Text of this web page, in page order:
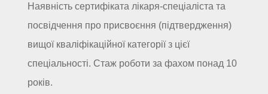
Наявність сертифіката лікаря-спеціаліста та
посвідчення про присвоєння (підтвердження)
вищої кваліфікаційної категорії з цієї
спеціальності. Стаж роботи за фахом понад 10
років.